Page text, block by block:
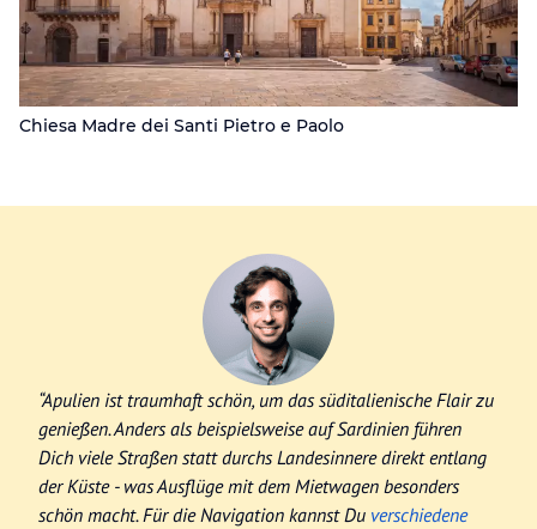
Chiesa Madre dei Santi Pietro e Paolo
“Apulien ist traumhaft schön, um das süditalienische Flair zu
genießen. Anders als beispielsweise auf Sardinien führen
Dich viele Straßen statt durchs Landesinnere direkt entlang
der Küste - was Ausflüge mit dem Mietwagen besonders
schön macht. Für die Navigation kannst Du verschiedene